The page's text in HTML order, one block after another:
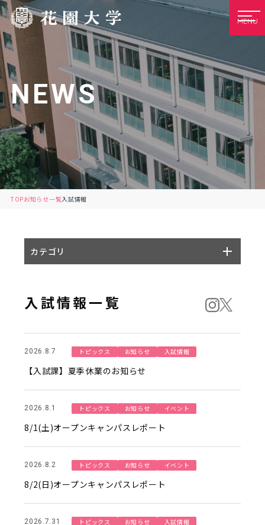
MENU
NEWS
TOPお知らせ一覧入試情報
入試情報一覧
2026.8.7 トピックス お知らせ 入試情報
【入試課】夏季休業のお知らせ
2026.8.1 トピックス お知らせ イベント
8/1(土)オープンキャンパスレポート
2026.8.2 トピックス お知らせ イベント
8/2(日)オープンキャンパスレポート
2026.7.31 トピックス お知らせ 入試情報
カテゴリ